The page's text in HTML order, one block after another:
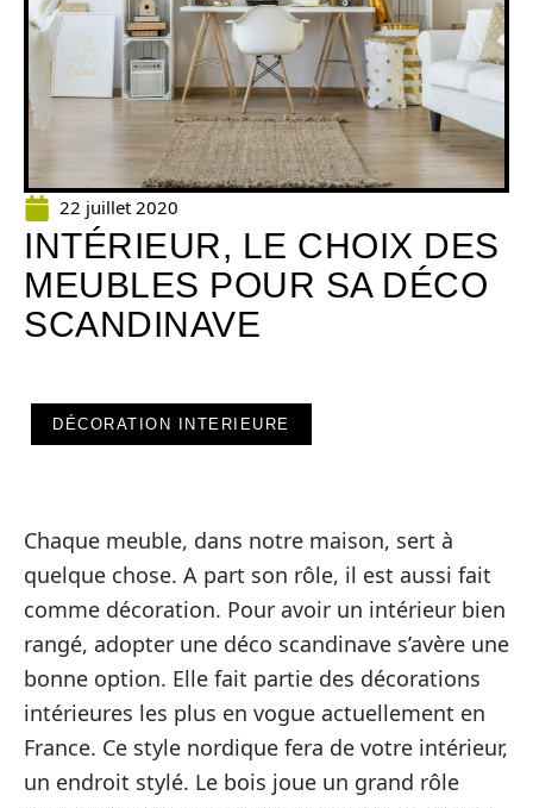
22 juillet 2020
INTÉRIEUR, LE CHOIX DES
MEUBLES POUR SA DÉCO
SCANDINAVE
DÉCORATION INTERIEURE
Chaque meuble, dans notre maison, sert à
quelque chose. A part son rôle, il est aussi fait
comme décoration. Pour avoir un intérieur bien
rangé, adopter une déco scandinave s’avère une
bonne option. Elle fait partie des décorations
intérieures les plus en vogue actuellement en
France. Ce style nordique fera de votre intérieur,
un endroit stylé. Le bois joue un grand rôle